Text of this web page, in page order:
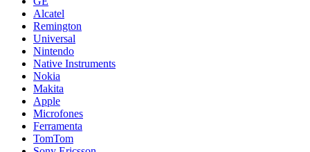
Alcatel
Remington
Universal
Nintendo
Native Instruments
Nokia
Makita
Apple
Microfones
Ferramenta
TomTom